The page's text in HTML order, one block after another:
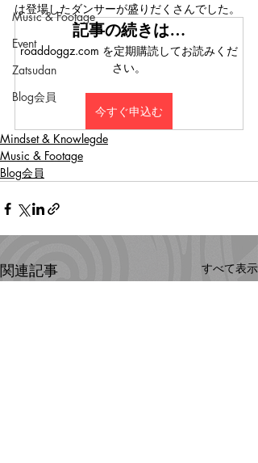
Music & Footage
Event
Zatsudan
Blog会員
は登場したダンサーが盛りだくさんでした。
記事の続きは…
roaddoggz.com を定期購読してお読みくだ
さい。
今すぐ申込む
Mindset & Knowlegde
Music & Footage
Blog会員
関連記事 すべて表示